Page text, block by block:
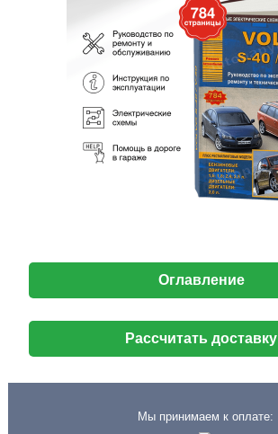
Оглавление
Рассчитать доставку
Мы принимаем к оплате: